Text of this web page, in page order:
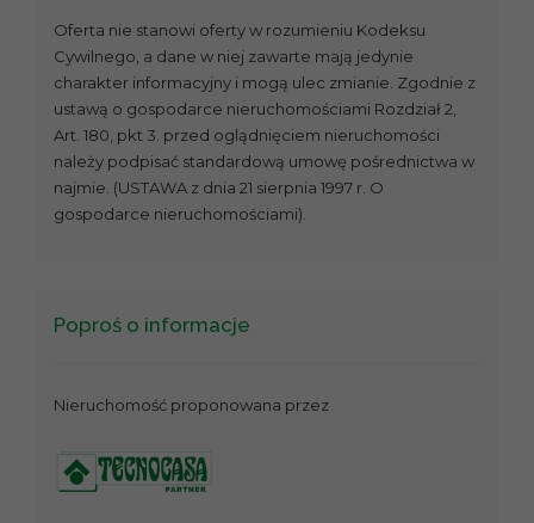
Oferta nie stanowi oferty w rozumieniu Kodeksu
Cywilnego, a dane w niej zawarte mają jedynie
charakter informacyjny i mogą ulec zmianie. Zgodnie z
ustawą o gospodarce nieruchomościami Rozdział 2,
Art. 180, pkt 3. przed oglądnięciem nieruchomości
należy podpisać standardową umowę pośrednictwa w
najmie. (USTAWA z dnia 21 sierpnia 1997 r. O
gospodarce nieruchomościami).
Poproś o informacje
Nieruchomość proponowana przez